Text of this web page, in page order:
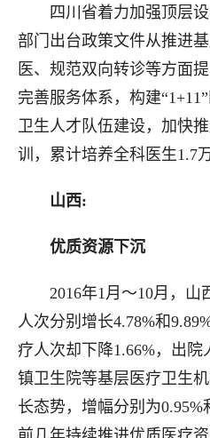
四川省着力加强顶层设
部门出台政策文件从推进
医、规范双向转诊等方面
完善服务体系，构建
卫生人才队伍建设，加快
训，累计培养全科医生1.7万
山西:
优质资源下沉
2016年1月～10月，山
人次分别增长4.78%和
疗人次却下降1.66%，出院
镇卫生院等基层医疗卫生
长态势，增幅分别为0.95%